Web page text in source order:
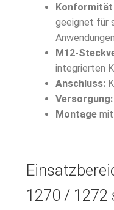
Konformität
geeignet für
Anwendungen
M12-
integrierten
Anschluss:
Versorgung:
Montagemit
1270 / 1272